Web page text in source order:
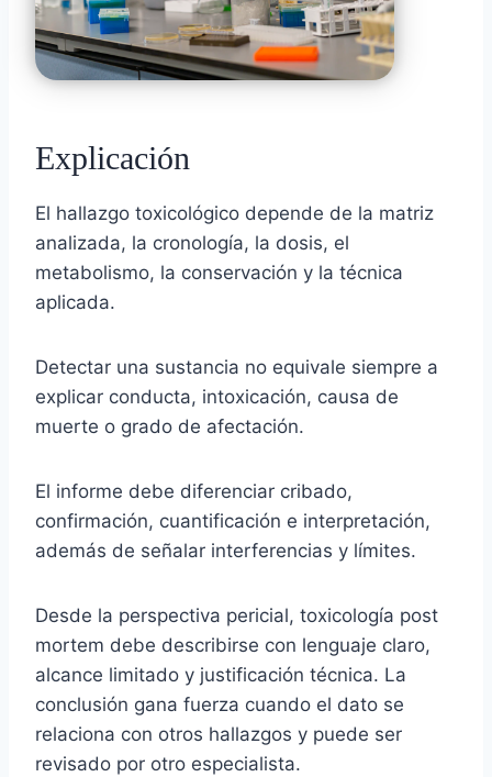
Explicación
El hallazgo toxicológico depende de la matriz
analizada, la cronología, la dosis, el
metabolismo, la conservación y la técnica
aplicada.
Detectar una sustancia no equivale siempre a
explicar conducta, intoxicación, causa de
muerte o grado de afectación.
El informe debe diferenciar cribado,
confirmación, cuantificación e interpretación,
además de señalar interferencias y límites.
Desde la perspectiva pericial, toxicología post
mortem debe describirse con lenguaje claro,
alcance limitado y justificación técnica. La
conclusión gana fuerza cuando el dato se
relaciona con otros hallazgos y puede ser
revisado por otro especialista.